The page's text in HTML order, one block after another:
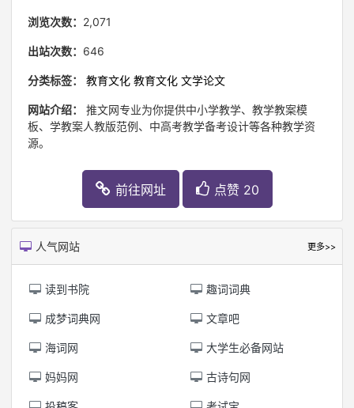
浏览次数： 2,071
出站次数： 646
分类标签： 教育文化 教育文化 文学论文
网站介绍：
推文网专业为你提供中小学教学、教学教案模
板、学教案人教版范例、中高考教学备考设计等各种教学资
源。
前往网址 点赞 20
人气网站 更多>>
读到书院 趣词词典
成梦词典网 文章吧
海词网 大学生必备网站
妈妈网 古诗句网